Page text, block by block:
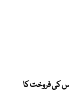
کی فروخت کا